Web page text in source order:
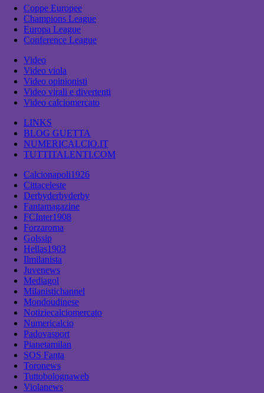
Coppe Europee
Champions League
Europa League
Conference League
Video
Video viola
Video opinionisti
Video virali e divertenti
Video calciomercato
LINKS
BLOG GUETTA
NUMERICALCIO.IT
TUTTITALENTI.COM
Calcionapoli1926
Cittaceleste
Derbyderbyderby
Fantamagazine
FCInter1908
Forzaroma
Golssip
Hellas1903
Ilmilanista
Juvenews
Mediagol
Milanistichannel
Mondoudinese
Notiziecalciomercato
Numericalcio
Padovasport
Pianetamilan
SOS Fanta
Toronews
Tuttobolognaweb
Violanews